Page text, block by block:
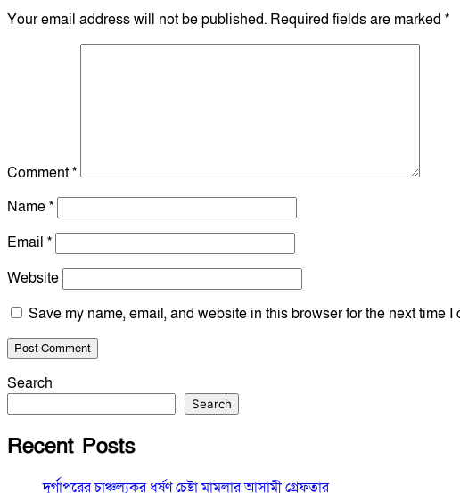
Your email address will not be published. Required fields are marked *
Comment*
Name*
Email *
Website
Save my name, email, and website in this browser for the next time I
Search
Search
Recent Posts
দূর্গাপুরের চাঞ্চল্যকর ধর্ষণ চেষ্টা মামলার আসামী গ্রেফতার